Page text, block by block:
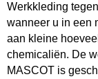
Werkkleding
wanneer u in een
aan kleine
chemicaliën. De
MASCOT is